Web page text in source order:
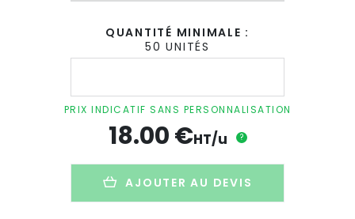
QUANTITÉ MINIMALE :
50 UNITÉS
quantité
ours
personnalisée
-
PRIX INDICATIF SANS PERSONNALISATION
18.00€HT/u ?
AJOUTER AU DEVIS